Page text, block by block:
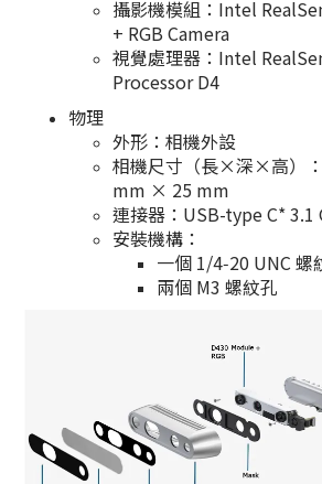
攝影機模組：Intel
+ RGB Camera
視覺處理器：Intel
Processor D4
物理
外形：相機外設
相機尺寸（長×深×高）
mm × 25 mm
連接器：USB-type C* 3.1
安裝機構：
一個 1/4‑20 UNC 螺
兩個 M3 螺紋孔